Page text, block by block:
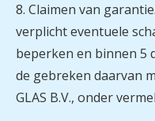
8. Claimen van
verplicht eventuele
beperken en binnen 5
de gebreken daarvan
GLAS B.V., onder